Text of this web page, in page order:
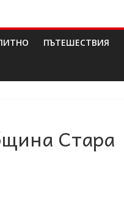
ПЪТЕШЕСТВИЯ
Стара